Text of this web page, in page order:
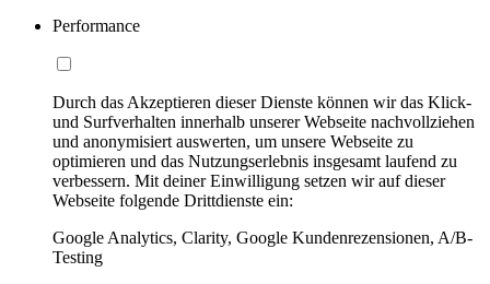
Performance
Durch das Akzeptieren dieser Dienste können wir das Klick-
und Surfverhalten innerhalb unserer Webseite nachvollziehen
und anonymisiert auswerten, um unsere Webseite zu
optimieren und das Nutzungserlebnis insgesamt laufend zu
verbessern. Mit deiner Einwilligung setzen wir auf dieser
Webseite folgende Drittdienste ein:
Google Analytics, Clarity, Google Kundenrezensionen, A/B-
Testing